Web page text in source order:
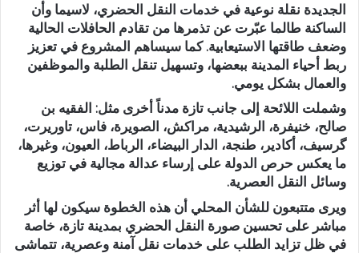
الجديدة نقلة نوعية في خدمات النقل الحضري، لاسيما وأن
الساكنة طالما عبّرت عن تذمرها من تقادم الحافلات الحالية
وضعف طاقتها الاستيعابية. كما سيساهم المشروع في تعزيز
ربط أحياء المدينة ببعضها، وتسهيل تنقل الطلبة والموظفين
والعمال بشكل يومي.
وشملت اللائحة إلى جانب تازة مدناً أخرى مثل: الفقيه بن
صالح، خنيفرة، الرشيدية، مراكش، الصويرة، فاس، تاوريرت،
گرسيف، أكادير، طنجة، الدار البيضاء، الرباط، العيون، وغيرها،
ما يعكس حرص الدولة على إرساء عدالة مجالية في توزيع
وسائل النقل العصرية.
ويرى متتبعون للشأن المحلي أن هذه الخطوة سيكون لها أثر
مباشر على تحسين صورة النقل الحضري بمدينة تازة، خاصة
في ظل تزايد الطلب على خدمات نقل آمنة وعصرية، تتماشى